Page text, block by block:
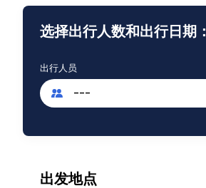
选择出行人数和出行日期：
出行人员
---
出发地点